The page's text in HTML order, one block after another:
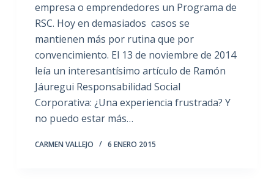
empresa o emprendedores un Programa de
RSC. Hoy en demasiados casos se
mantienen más por rutina que por
convencimiento. El 13 de noviembre de 2014
leía un interesantísimo artículo de Ramón
Jáuregui Responsabilidad Social
Corporativa: ¿Una experiencia frustrada? Y
no puedo estar más…
CARMEN VALLEJO 6 ENERO 2015